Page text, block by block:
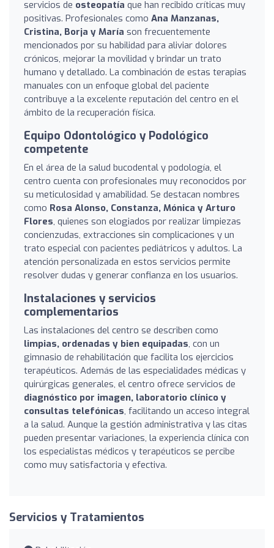
servicios de osteopatía que han recibido críticas muy
positivas. Profesionales como Ana Manzanas,
Cristina, Borja y María son frecuentemente
mencionados por su habilidad para aliviar dolores
crónicos, mejorar la movilidad y brindar un trato
humano y detallado. La combinación de estas terapias
manuales con un enfoque global del paciente
contribuye a la excelente reputación del centro en el
ámbito de la recuperación física.
Equipo Odontológico y Podológico
competente
En el área de la salud bucodental y podología, el
centro cuenta con profesionales muy reconocidos por
su meticulosidad y amabilidad. Se destacan nombres
como Rosa Alonso, Constanza, Mónica y Arturo
Flores, quienes son elogiados por realizar limpiezas
concienzudas, extracciones sin complicaciones y un
trato especial con pacientes pediátricos y adultos. La
atención personalizada en estos servicios permite
resolver dudas y generar confianza en los usuarios.
Instalaciones y servicios
complementarios
Las instalaciones del centro se describen como
limpias, ordenadas y bien equipadas, con un
gimnasio de rehabilitación que facilita los ejercicios
terapéuticos. Además de las especialidades médicas y
quirúrgicas generales, el centro ofrece servicios de
diagnóstico por imagen, laboratorio clínico y
consultas telefónicas, facilitando un acceso integral
a la salud. Aunque la gestión administrativa y las citas
pueden presentar variaciones, la experiencia clínica con
los especialistas médicos y terapéuticos se percibe
como muy satisfactoria y efectiva.
Servicios y Tratamientos